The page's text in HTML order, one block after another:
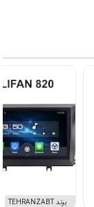
برند TEHRANZABT